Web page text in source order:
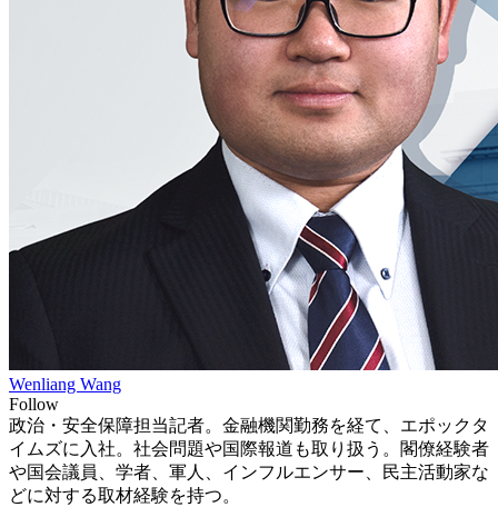
Wenliang Wang
Follow
政治・安全保障担当記者。金融機関勤務を経て、エポックタ
イムズに入社。社会問題や国際報道も取り扱う。閣僚経験者
や国会議員、学者、軍人、インフルエンサー、民主活動家な
どに対する取材経験を持つ。